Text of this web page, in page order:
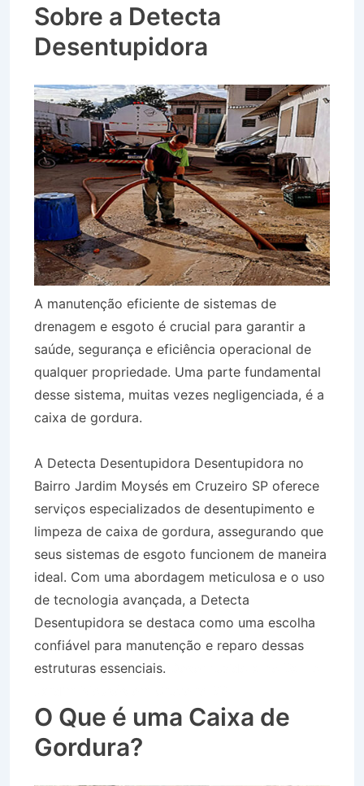
Sobre a Detecta
Desentupidora
A manutenção eficiente de sistemas de
drenagem e esgoto é crucial para garantir a
saúde, segurança e eficiência operacional de
qualquer propriedade. Uma parte fundamental
desse sistema, muitas vezes negligenciada, é a
caixa de gordura.
A Detecta Desentupidora Desentupidora no
Bairro Jardim Moysés em Cruzeiro SP oferece
serviços especializados de desentupimento e
limpeza de caixa de gordura, assegurando que
seus sistemas de esgoto funcionem de maneira
ideal. Com uma abordagem meticulosa e o uso
de tecnologia avançada, a Detecta
Desentupidora se destaca como uma escolha
confiável para manutenção e reparo dessas
estruturas essenciais.
O Que é uma Caixa de
Gordura?